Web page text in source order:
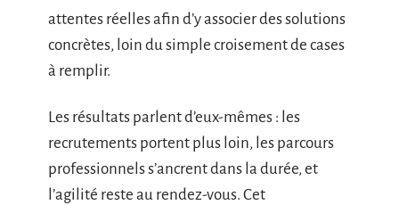
attentes réelles afin d’y associer des solutions
concrètes, loin du simple croisement de cases
à remplir.
Les résultats parlent d’eux-mêmes : les
recrutements portent plus loin, les parcours
professionnels s’ancrent dans la durée, et
l’agilité reste au rendez-vous. Cet